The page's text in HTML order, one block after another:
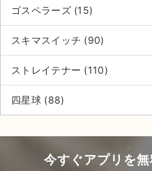
チケットジャム運営会社
チケットジャム利用規約
プライバシーポリシー
特定商取引法に基づく表記
ゴスペラーズ (15)
スキマスイッチ (90)
ストレイテナー (110)
四星球 (88)
今すぐアプリを